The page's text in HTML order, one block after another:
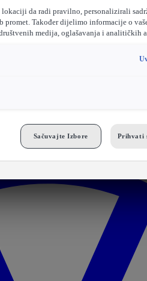
da radi pravilno, personalizirali
Također dijelimo informacije o
medija, oglašavanja i analitičkih
Sačuvajte Izbore Prihvati